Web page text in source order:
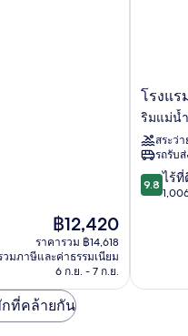
ราคา
ปัจจุบัน
คือ
฿12,420
฿12,420
ราคารวม ฿14,618
วมภาษีและค่าธรรมเนียม
6 ก.ย. - 7 ก.ย.
โรง
แรม
เพ
น
นิน
ซูลา
กรุงเทพฯ
โรงแร
ริมแม่น้
สระว่
รถรับ
9.8
จาก
รีวิว
9.8 ไร้ที่
กที่คล้ายกัน